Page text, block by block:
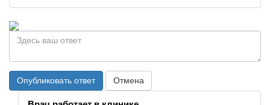
Опубликовать ответ Отмена